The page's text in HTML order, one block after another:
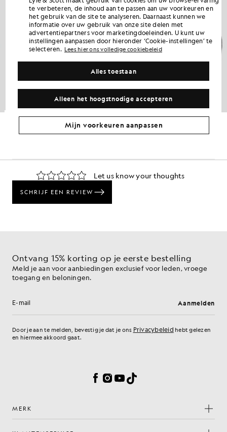
£12.00 £30.00
Ontvang 15% korting op je eerste bestelling
Meld je aan voor aanbiedingen exclusief voor leden, vroege
toegang en beloningen.
E-mailadres Aanmelden
Door je aan te melden, bevestig je dat je ons Privacybeleid hebt gelezen
en hiermee akkoord gaat.
Facebook
Instagram
YouTube
TikTok
MERK
te verbeteren, de inhoud aan te passen aan uw voorkeuren en
het gebruik van de site te analyseren. Daarnaast kunnen we
informatie over uw gebruik van onze site delen met
advertentiepartners voor marketingdoeleinden. U kunt uw
instellingen aanpassen door hieronder ‘Cookie-instellingen’ te
selecteren.
Lees hier ons volledige cookiebeleid
Alleen het hoogstnodige accepteren
Alles toestaan
Mijn voorkeuren aanpassen